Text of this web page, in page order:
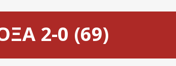
2-0 (69)